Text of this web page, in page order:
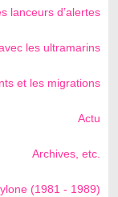
lanceurs d’alertes
les ultramarins
et les migrations
Actu
Archives, etc.
(1981 - 1989)